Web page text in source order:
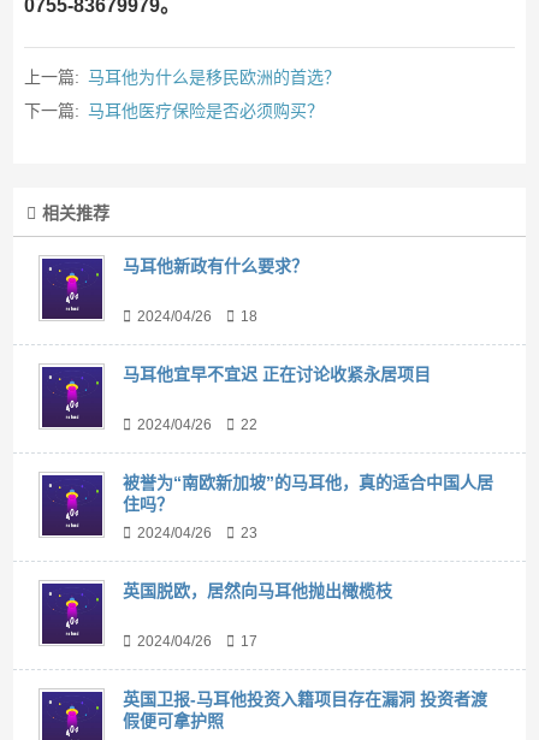
0755-83679979。
上一篇: 马耳他为什么是移民欧洲的首选？
下一篇: 马耳他医疗保险是否必须购买？
相关推荐
马耳他新政有什么要求？
2024/04/26 18
马耳他宜早不宜迟 正在讨论收紧永居项目
2024/04/26 22
被誉为“南欧新加坡”的马耳他，真的适合中国人居
住吗？
2024/04/26 23
英国脱欧，居然向马耳他抛出橄榄枝
2024/04/26 17
英国卫报-马耳他投资入籍项目存在漏洞 投资者渡
假便可拿护照